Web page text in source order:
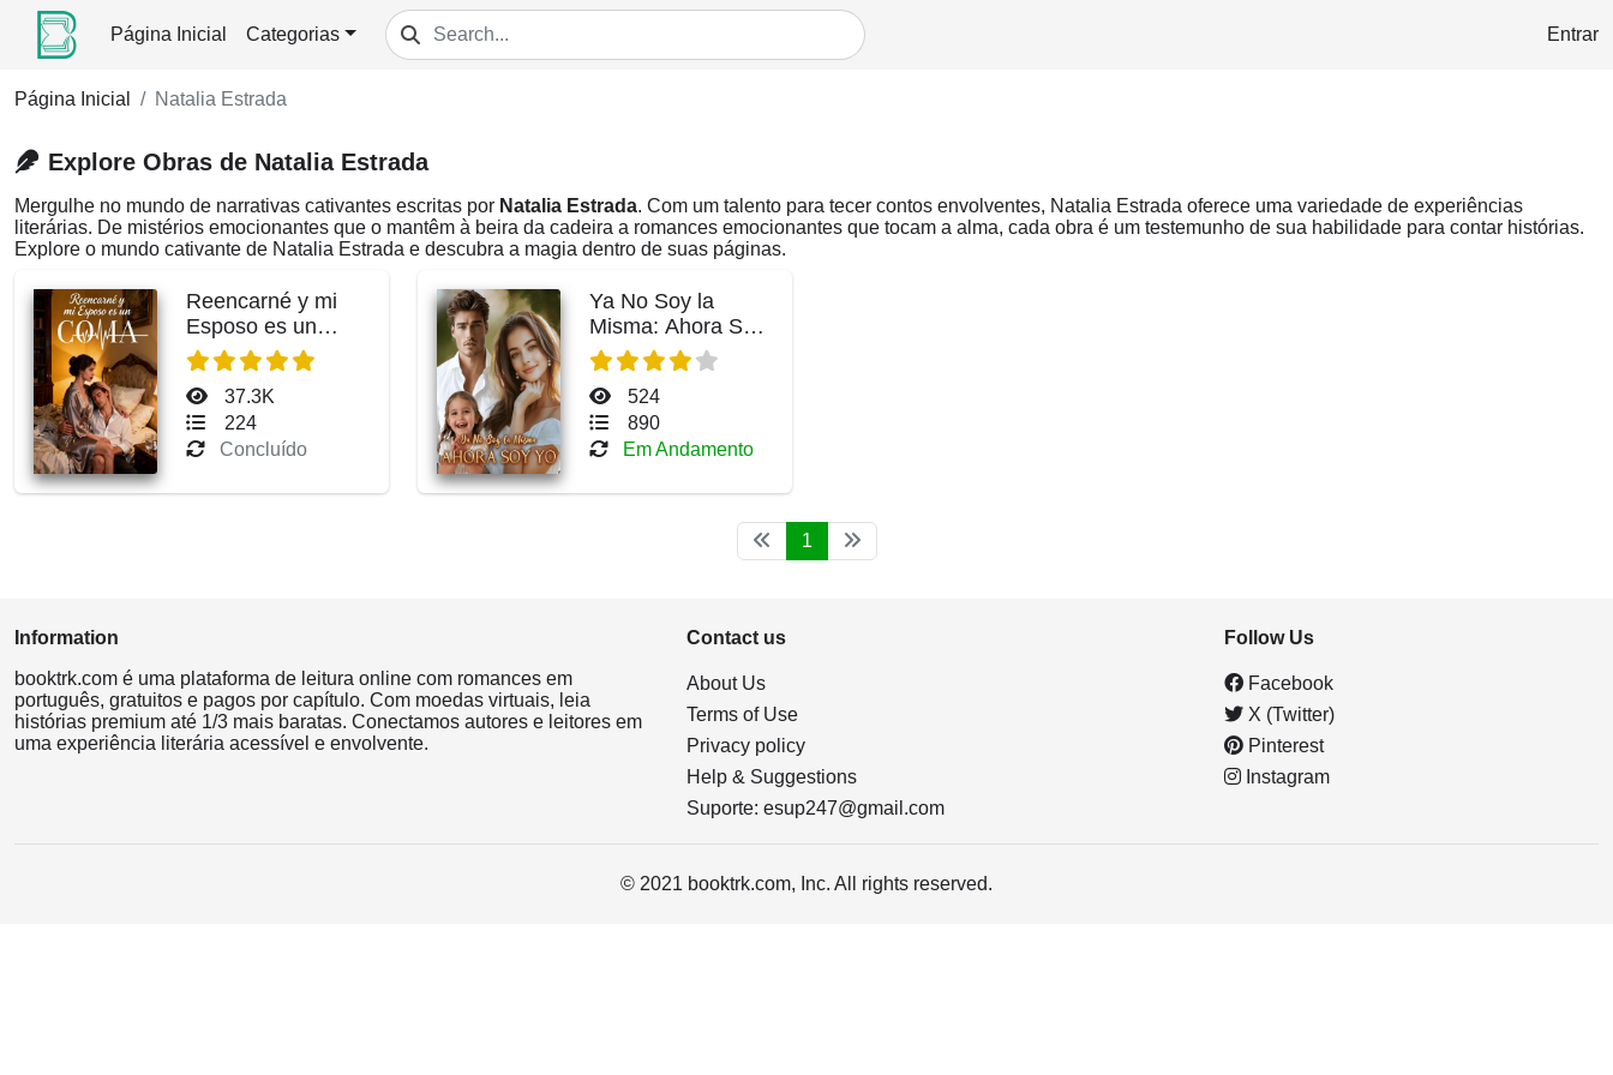
Página Inicial Categorias Entrar
Página Inicial Natalia Estrada
Explore Obras de Natalia Estrada
Mergulhe no mundo de narrativas cativantes escritas por Natalia Estrada. Com um talento para tecer contos envolventes, Natalia Estrada oferece uma variedade de experiências
literárias. De mistérios emocionantes que o mantêm à beira da cadeira a romances emocionantes que tocam a alma, cada obra é um testemunho de sua habilidade para contar histórias.
Explore o mundo cativante de Natalia Estrada e descubra a magia dentro de suas páginas.
Reencarné y mi
Esposo es un
Coma
37.3K
224
Concluído
Ya No Soy la
Misma: Ahora Soy
Yo
524
890
Em Andamento
1
Information
booktrk.com é uma plataforma de leitura online com romances em
português, gratuitos e pagos por capítulo. Com moedas virtuais, leia
histórias premium até 1/3 mais baratas. Conectamos autores e leitores em
uma experiência literária acessível e envolvente.
Contact us
About Us
Terms of Use
Privacy policy
Help & Suggestions
Suporte: esup247@gmail.com
Follow Us
Facebook
X (Twitter)
Pinterest
Instagram
© 2021 booktrk.com, Inc. All rights reserved.